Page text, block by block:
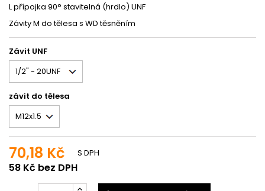
L přípojka 90° stavitelná (hrdlo) UNF
Závity M do tělesa s WD těsněním
Závit UNF
závit do tělesa
70,18 Kč
58 Kč bez DPH
S DPH